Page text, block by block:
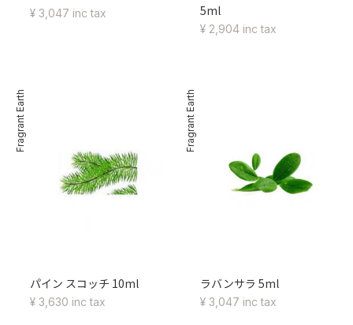
¥ 3,047 inc tax
5ml
¥ 2,904 inc tax
Fragrant Earth
パイン スコッチ 10ml
¥ 3,630 inc tax
Fragrant Earth
ラバンサラ 5ml
¥ 3,047 inc tax